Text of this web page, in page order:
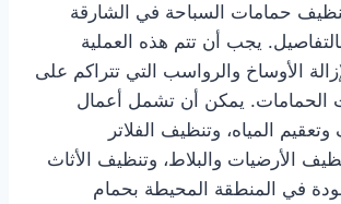
حمامات السباحة في الشارقة
يجب أن تتم هذه العملية
الأوساخ والرواسب التي تتراكم على
الحمامات. يمكن أن تشمل أعمال
المياه، وتنظيف الفلاتر
الأرضيات والبلاط، وتنظيف الأثاث
في المنطقة المحيطة بحمام